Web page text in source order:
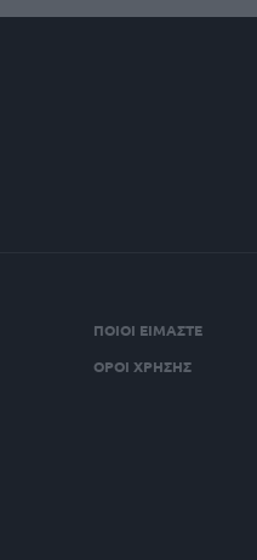
ΠΟΙΟΙ ΕΙΜΑΣΤΕ
ΟΡΟΙ ΧΡΗΣΗΣ